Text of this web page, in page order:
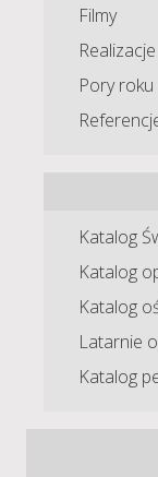
Filmy
Realizacje
Pory roku
Katalog
Katalog
Katalog
Latarnie
Katalog